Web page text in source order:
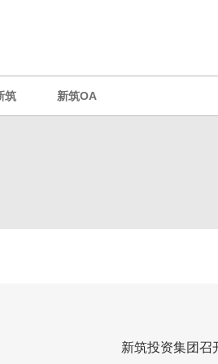
筑 新筑OA
新筑投资集团召